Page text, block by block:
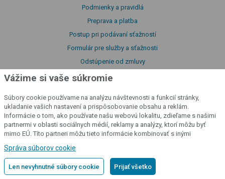
Podmienky a pravidlá
Preprava a platba
Postup pri podávaní sťažností
Formulár pre služby a sťažnosti
Odstúpenie od zmluvy
Výhody produktov fencee
Pravidlá triedenia tovaru
Pravidlá uverejňovania recenzií
Obchodná sieť
Vážime si vaše súkromie
Súbory cookie používame na analýzu návštevnosti a funkcií stránky,
ukladanie vašich nastavení a prispôsobovanie obsahu a reklám.
Informácie o tom, ako používate našu webovú lokalitu, zdieľame s našimi
partnermi v oblasti sociálnych médií, reklamy a analýzy, ktorí môžu byť
mimo EÚ. Títo partneri môžu tieto informácie kombinovať s inými
používania ich služieb.Podrobné informácie
Správa súborov cookie
Len nevyhnutné súbory cookie Prijať všetko